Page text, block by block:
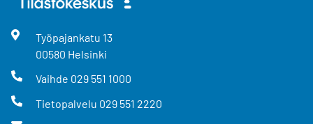
Työpajankatu 13
00580 Helsinki
Vaihde 029 551 1000
Tietopalvelu 029 551 2220